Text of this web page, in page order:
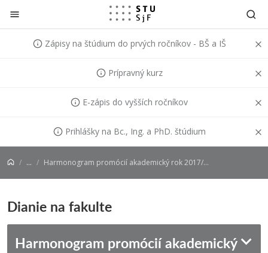
Prejsť na obsah
Zápisy na štúdium do prvých ročníkov - BŠ a IŠ
Prípravný kurz
E-zápis do vyšších ročníkov
Prihlášky na Bc., Ing. a PhD. štúdium
... Harmonogram promócií akademický rok 2017/2018
Dianie na fakulte
Harmonogram promócií akademický